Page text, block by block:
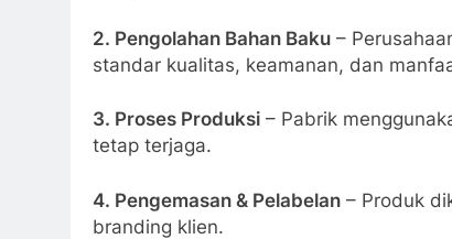
2. Pengolahan Bahan Baku –
standar kualitas, keamanan, dan
3. Proses Produksi – Pabrik
tetap terjaga.
4. Pengemasan & Pelabelan – Produk
branding klien.